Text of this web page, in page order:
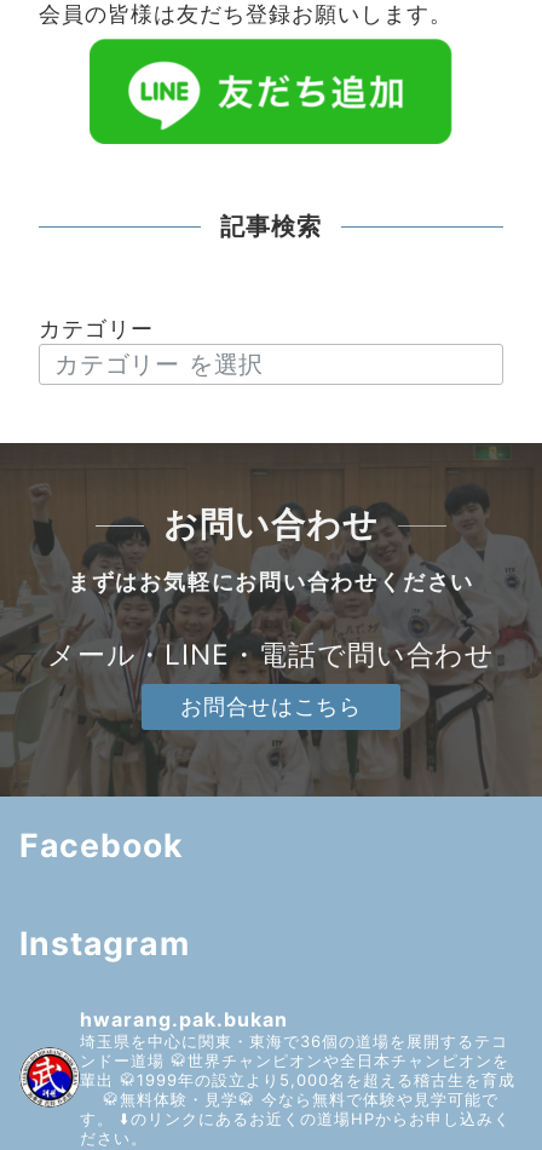
会員の皆様は友だち登録お願いします。
記事検索
カテゴリー
お問い合わせ
まずはお気軽にお問い合わせください
メール・LINE・電話で問い合わせ
お問合せはこちら
Facebook
Instagram
hwarang.pak.bukan
埼玉県を中心に関東・東海で36個の道場を展開するテコ
ンドー道場 🥋世界チャンピオンや全日本チャンピオンを
輩出 🥋1999年の設立より5,000名を超える稽古生を育成
🥋無料体験・見学🥋 今なら無料で体験や見学可能で
す。
⬇️のリンクにあるお近くの道場HPからお申し込みく
ださい。